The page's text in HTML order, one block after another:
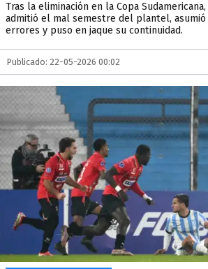
Tras la eliminación en la Copa
admitió el mal semestre del plantel,
errores y puso en jaque su continuidad.
Publicado: 22-05-2026 00:02